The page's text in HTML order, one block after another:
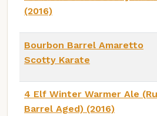
(2016)
Bourbon Barrel Amaretto
Scotty Karate
4 Elf Winter Warmer Ale
Barrel Aged) (2016)